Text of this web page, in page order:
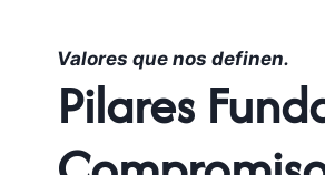
Valores que nos definen.
Pilares